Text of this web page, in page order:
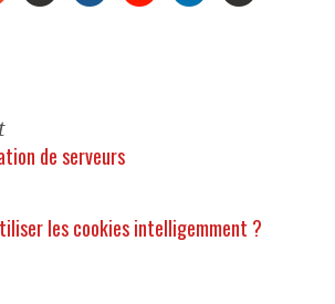
de serveurs
les cookies intelligemment ?